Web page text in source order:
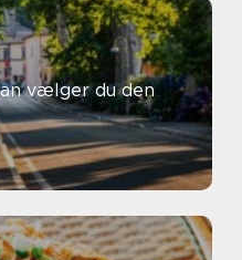
vælger du den